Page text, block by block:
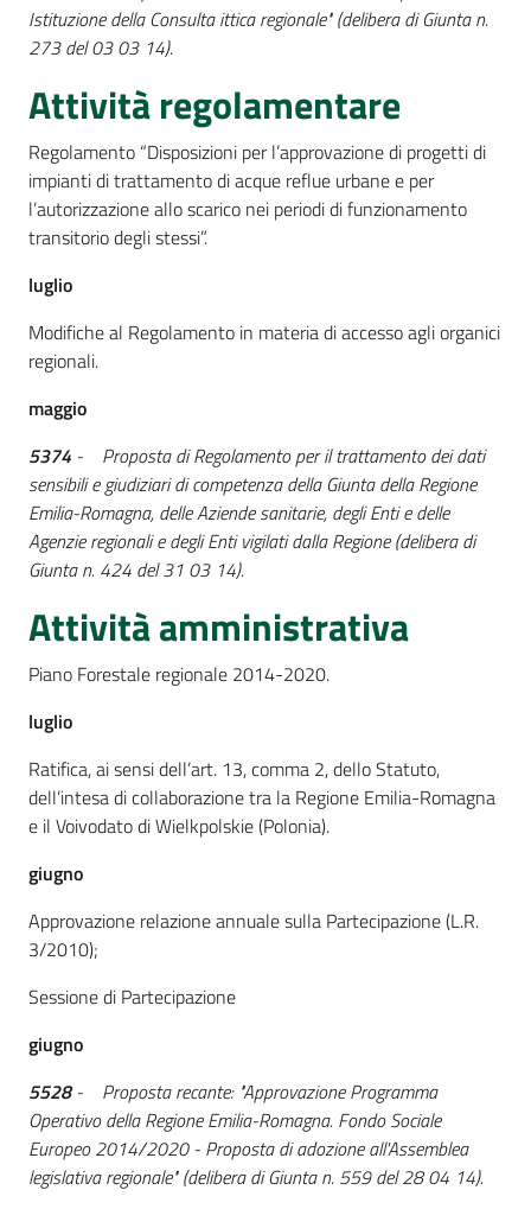
Istituzione della Consulta ittica regionale" (delibera di Giunta n.
273 del 03 03 14).
Attività regolamentare
Regolamento “Disposizioni per l’approvazione di progetti di
impianti di trattamento di acque reflue urbane e per
l’autorizzazione allo scarico nei periodi di funzionamento
transitorio degli stessi”.
luglio
Modifiche al Regolamento in materia di accesso agli organici
regionali.
maggio
5374 - Proposta di Regolamento per il trattamento dei dati
sensibili e giudiziari di competenza della Giunta della Regione
Emilia-Romagna, delle Aziende sanitarie, degli Enti e delle
Agenzie regionali e degli Enti vigilati dalla Regione (delibera di
Giunta n. 424 del 31 03 14).
Attività amministrativa
Piano Forestale regionale 2014-2020.
luglio
Ratifica, ai sensi dell’art. 13, comma 2, dello Statuto,
dell’intesa di collaborazione tra la Regione Emilia-Romagna
e il Voivodato di Wielkpolskie (Polonia).
giugno
Approvazione relazione annuale sulla Partecipazione (L.R.
3/2010);
Sessione di Partecipazione
giugno
5528- Proposta recante: "Approvazione Programma
Operativo della Regione Emilia-Romagna. Fondo Sociale
Europeo 2014/2020 - Proposta di adozione all'Assemblea
legislativa regionale" (delibera di Giunta n. 559 del 28 04 14).